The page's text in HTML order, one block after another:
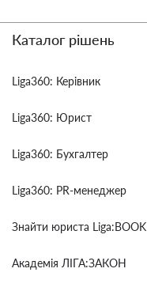
Каталог рішень
Liga360: Керівник
Liga360: Юрист
Liga360: Бухгалтер
Liga360: PR-менеджер
Знайти юриста Liga:BOOK
Академія ЛІГА:ЗАКОН